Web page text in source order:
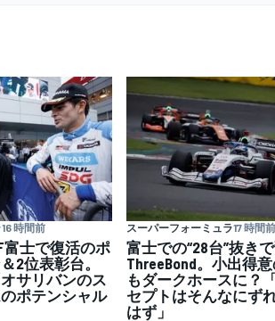
16 時間前
富士で復活のポ
2位表彰台。
サリバンのス
ポテンシャル
スーパーフォーミュラ17 時間前
富士での“28台”抜き
ThreeBond。小出得意
もダークホースに？
セプトはそんなにず
はず」